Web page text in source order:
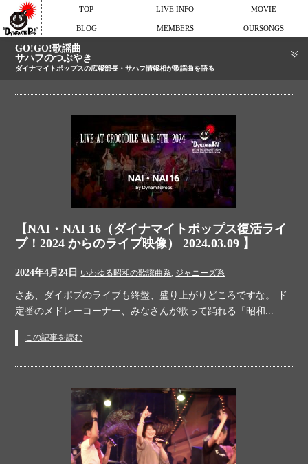
TOP LIVE INFO MOVIE
BLOG MEMBERS OURSONGS
GO!GO!歌謡曲
サハフのつぶやき
ダイナマイトポップスの広報部長・サハフ情報相が歌謡曲を語る
【NAI・NAI 16（ダイナマイトポップス復活ライ
ブ！2024 からのライブ映像） 2024.03.09 】
2024年4月24日 いわゆる昭和の歌謡曲系, ジャニーズ系
さあ、ダイポプのライブも終盤、盛り上がりどころですな。 ド
定番のメドレーコーナー、みなさんが歌って踊れる「昭和...
この記事を読む